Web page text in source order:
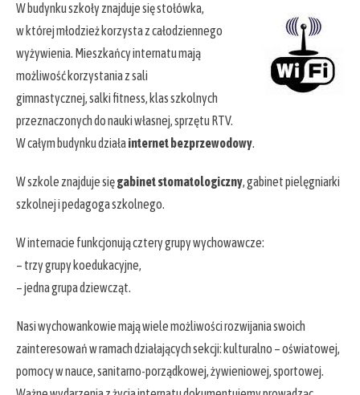
W budynku szkoły znajduje się stołówka,
w której młodzież korzysta z całodziennego
wyżywienia. Mieszkańcy internatu mają
możliwość korzystania z sali
gimnastycznej, salki fitness, klas szkolnych
przeznaczonych do nauki własnej, sprzętu RTV.
W całym budynku działainternet bezprzewodowy.
W szkole znajduje sięgabinet stomatologiczny, gabinet pielęgniarki
szkolnej i pedagoga szkolnego.
W internacie funkcjonują cztery grupy wychowawcze:
– trzy grupy koedukacyjne,
– jedna grupa dziewcząt.
Nasi wychowankowie mają wiele możliwości rozwijania swoich
zainteresowań w ramach działających sekcji: kulturalno – oświatowej,
pomocy w nauce, sanitarno-porządkowej, żywieniowej, sportowej.